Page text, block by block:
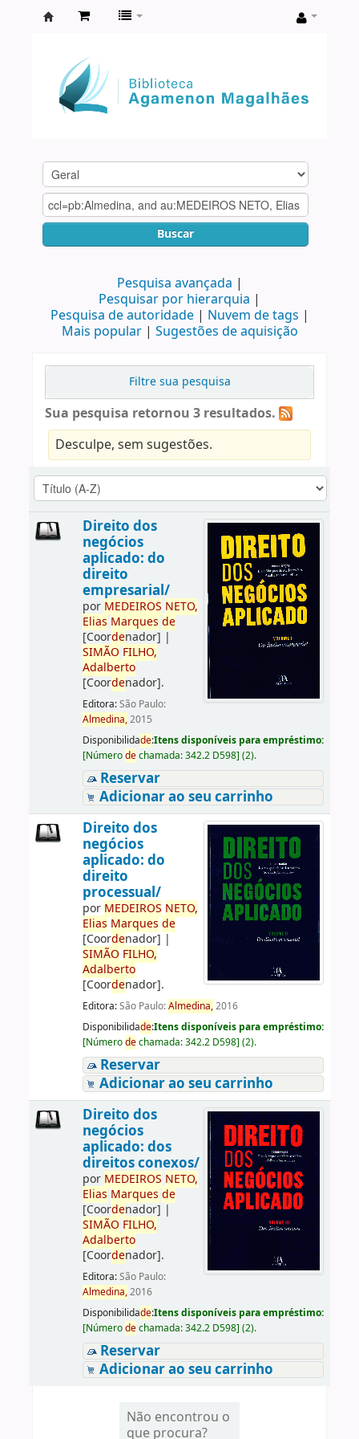
Agamenon
Magalhães
Buscar
Pesquisa avançada
Pesquisar por hierarquia
Pesquisa de autoridade
Nuvem de tags
Mais popular
Sugestões de aquisição
Filtre sua pesquisa
Sua pesquisa retornou 3 resultados.
Desculpe, sem sugestões.
Direito dos
negócios
aplicado: do
direito
empresarial/
por MEDEIROS NETO,
Elias Marques de
[Coordenador] |
SIMÃO FILHO,
Adalberto
[Coordenador].
Editora:São Paulo:
Almedina,2015
Disponibilidade:Itens disponíveis para empréstimo:
[Númerodechamada:342.2 D598] (2).
Reservar
Adicionar ao seu carrinho
Direito dos
negócios
aplicado: do
direito
processual/
por MEDEIROS NETO,
Elias Marques de
[Coordenador] |
SIMÃO FILHO,
Adalberto
[Coordenador].
Editora:São Paulo:Almedina,2016
Disponibilidade:Itens disponíveis para empréstimo:
[Númerodechamada:342.2 D598] (2).
Reservar
Adicionar ao seu carrinho
Direito dos
negócios
aplicado: dos
direitos conexos/
por MEDEIROS NETO,
Elias Marques de
[Coordenador] |
SIMÃO FILHO,
Adalberto
[Coordenador].
Editora:São Paulo:
Almedina,2016
Disponibilidade:Itens disponíveis para empréstimo:
[Númerodechamada:342.2 D598] (2).
Reservar
Adicionar ao seu carrinho
Não encontrou o
que procura?